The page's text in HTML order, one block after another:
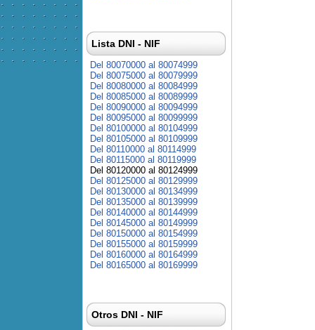
Lista DNI - NIF
Del 80070000 al 80074999
Del 80075000 al 80079999
Del 80080000 al 80084999
Del 80085000 al 80089999
Del 80090000 al 80094999
Del 80095000 al 80099999
Del 80100000 al 80104999
Del 80105000 al 80109999
Del 80110000 al 80114999
Del 80115000 al 80119999
Del 80120000 al 80124999
Del 80125000 al 80129999
Del 80130000 al 80134999
Del 80135000 al 80139999
Del 80140000 al 80144999
Del 80145000 al 80149999
Del 80150000 al 80154999
Del 80155000 al 80159999
Del 80160000 al 80164999
Del 80165000 al 80169999
Otros DNI - NIF